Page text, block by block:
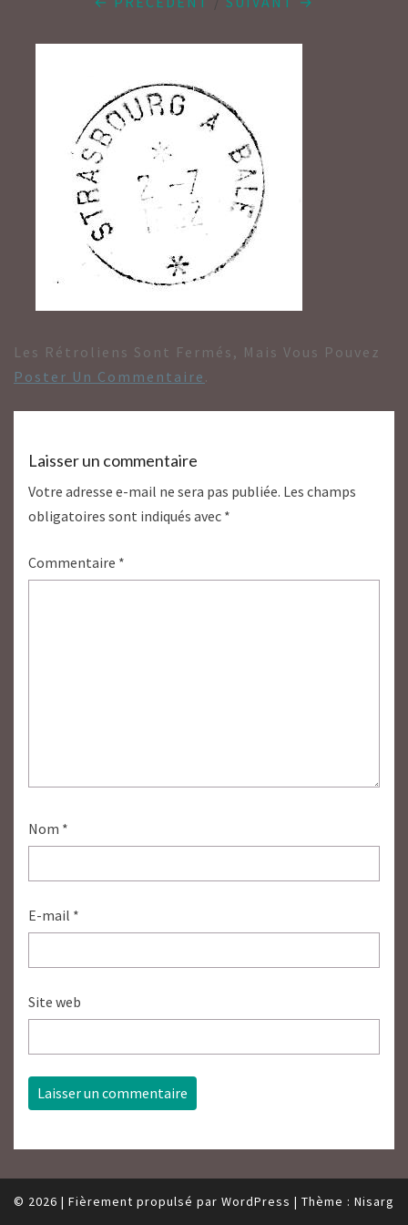
Les Rétroliens Sont Fermés, Mais Vous Pouvez
Poster Un Commentaire .
Laisser un commentaire
Votre adresse e-mail ne sera pas publiée. Les champs
obligatoires sont indiqués avec *
Commentaire *
Nom *
E-mail *
Site web
© 2026 | Fièrement propulsé par WordPress | Thème : Nisarg